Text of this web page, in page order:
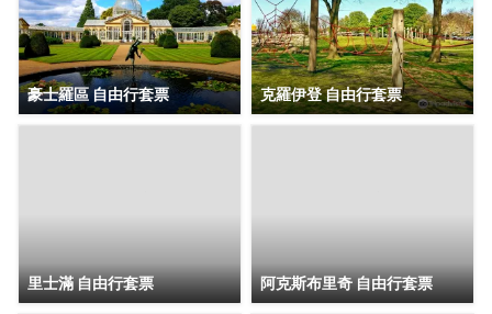
的娛樂需求。配備淋浴/盆浴組合的私人浴室提供免費洗浴用
品和吹風機。便利設施包括電話，以及可存放筆記本電腦的
保險箱和書桌。
豪士羅區 自由行套票 克羅伊登 自由行套票
里士滿 自由行套票 阿克斯布里奇 自由行套票